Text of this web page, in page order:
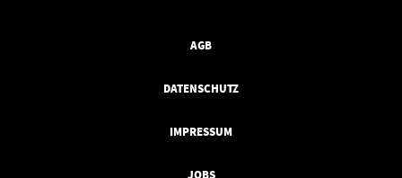
AGB
DATENSCHUTZ
IMPRESSUM